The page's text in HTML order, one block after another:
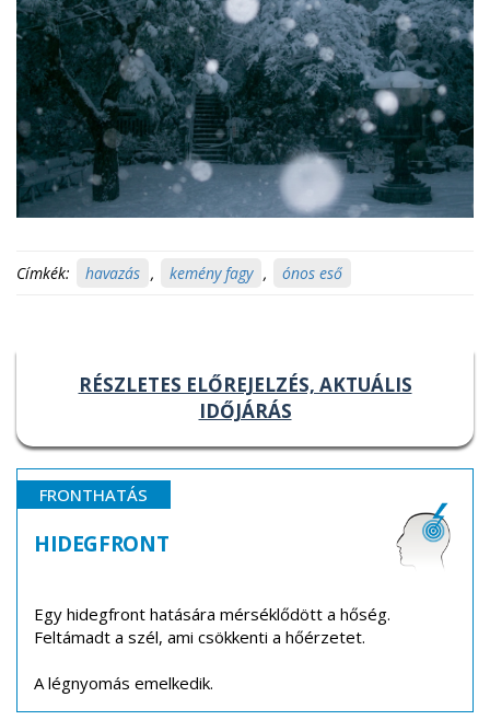
Címkék: havazás , kemény fagy , ónos eső
RÉSZLETES ELŐREJELZÉS, AKTUÁLIS
IDŐJÁRÁS
FRONTHATÁS
HIDEGFRONT
Egy hidegfront hatására mérséklődött a hőség.
Feltámadt a szél, ami csökkenti a hőérzetet.
A légnyomás emelkedik.